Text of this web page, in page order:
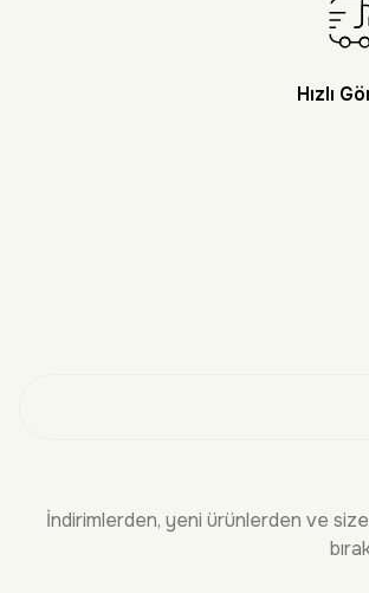
Hızlı
İndirimlerden, yeni ürünlerden ve